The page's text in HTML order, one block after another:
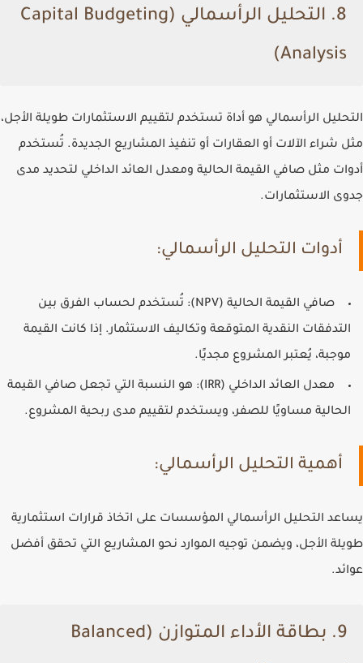
8. التحليل الرأسمالي (Capital Budgeting
Analysis)
التحليل الرأسمالي هو أداة تستخدم لتقييم الاستثمارات طويلة الأجل،
مثل شراء الآلات أو العقارات أو تنفيذ المشاريع الجديدة. تُستخدم
أدوات مثل صافي القيمة الحالية ومعدل العائد الداخلي لتحديد مدى
جدوى الاستثمارات.
أدوات التحليل الرأسمالي:
صافي القيمة الحالية (NPV)
: تُستخدم لحساب الفرق بين
التدفقات النقدية المتوقعة وتكاليف الاستثمار. إذا كانت القيمة
موجبة، يُعتبر المشروع مجديًا.
معدل العائد الداخلي (IRR)
: هو النسبة التي تجعل صافي القيمة
الحالية مساويًا للصفر، ويستخدم لتقييم مدى ربحية المشروع.
أهمية التحليل الرأسمالي:
يساعد التحليل الرأسمالي المؤسسات على اتخاذ قرارات استثمارية
طويلة الأجل، ويضمن توجيه الموارد نحو المشاريع التي تحقق أفضل
عوائد.
9. بطاقة الأداء المتوازن (Balanced